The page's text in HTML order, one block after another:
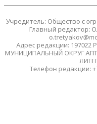
Учредитель: Общество с
Главный редактор:
Адрес редакции: 197022
МУНИЦИПАЛЬНЫЙ ОКРУГ
Телефон редакции: